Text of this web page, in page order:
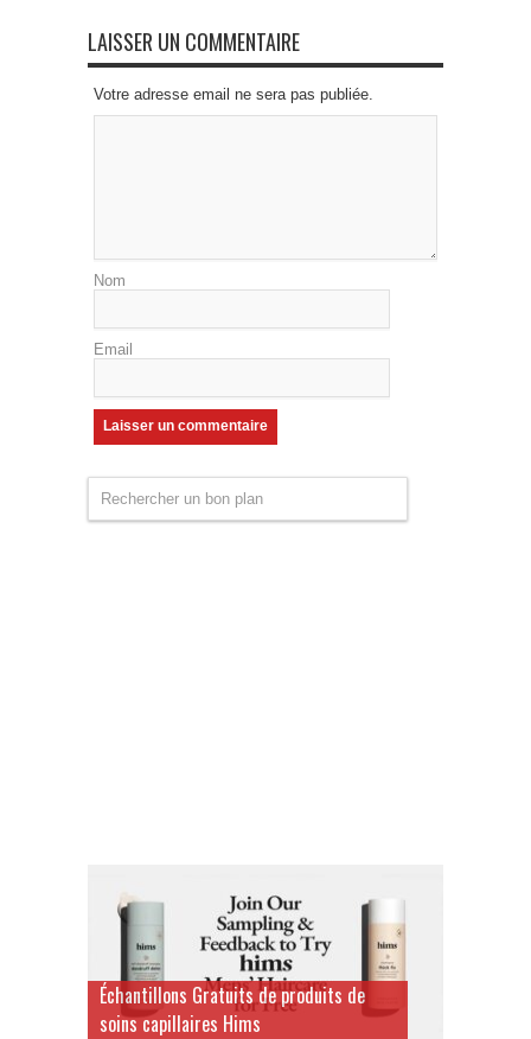
LAISSER UN COMMENTAIRE
Votre adresse email ne sera pas publiée.
Nom
Email
Échantillons Gratuits de produits de
soins capillaires Hims